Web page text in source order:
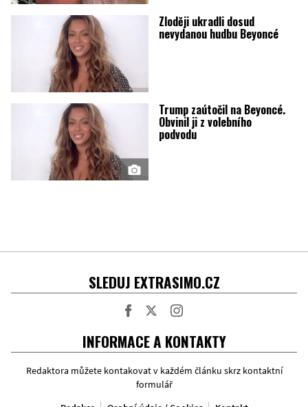
Zloději ukradli dosud
nevydanou hudbu Beyoncé
Trump zaútočil na Beyoncé.
Obvinil ji z volebního
podvodu
SLEDUJ EXTRASIMO.CZ
INFORMACE A KONTAKTY
Redaktora můžete kontakovat v každém článku skrz kontaktní
formulář